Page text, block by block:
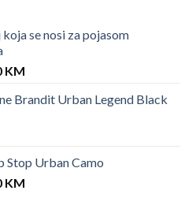
se nosi za pojasom
KMCurrent
is:
Brandit Urban Legend Black
Stop Urban Camo
KMCurrent